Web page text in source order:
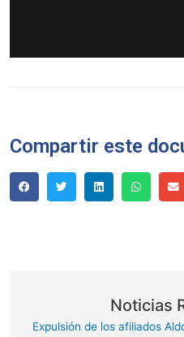
Compartir este
Noticias
Expulsión de los afiliados